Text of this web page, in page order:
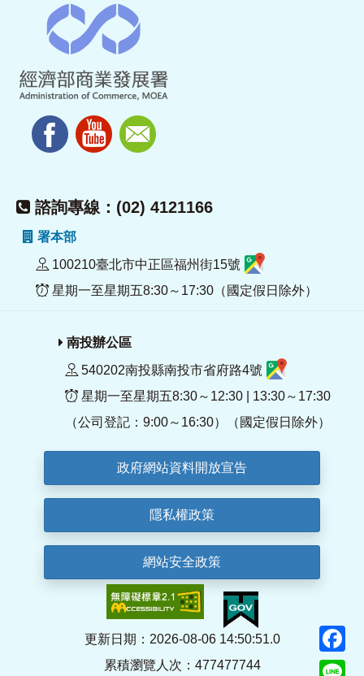
諮詢專線：(02) 4121166
署本部
100210臺北市中正區福州街15號
星期一至星期五8:30～17:30（國定假日除外）
南投辦公區
540202南投縣南投市省府路4號
星期一至星期五8:30～12:30 | 13:30～17:30
（公司登記：9:00～16:30）（國定假日除外）
政府網站資料開放宣告
隱私權政策
網站安全政策
更新日期：2026-08-06 14:50:51.0
累積瀏覽人次：477477744